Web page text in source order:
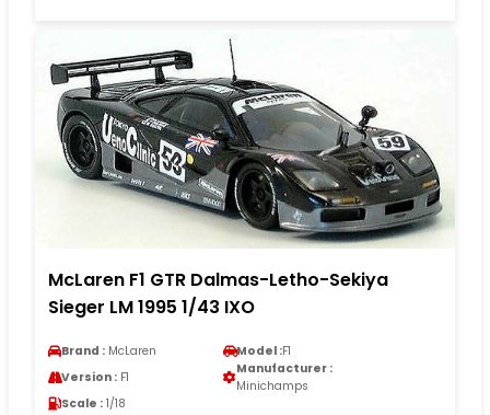
McLaren F1 GTR Dalmas-Letho-Sekiya
Sieger LM 1995 1/43 IXO
Brand : McLaren Model :F1
Version : F1
Manufacturer :
Minichamps
Scale : 1/18